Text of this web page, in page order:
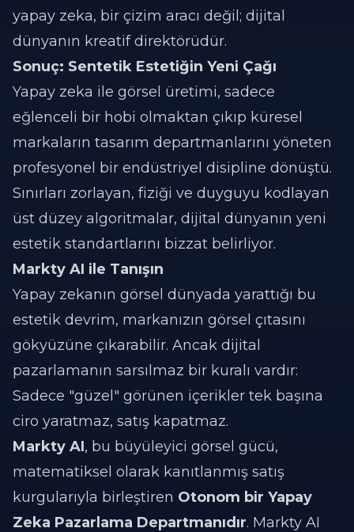
yapay zeka, bir çizim aracı değil; dijital
dünyanın kreatif direktörüdür.
Sonuç: Sentetik Estetiğin Yeni Çağı
Yapay zeka ile görsel üretimi, sadece
eğlenceli bir hobi olmaktan çıkıp küresel
markaların tasarım departmanlarını yöneten
profesyonel bir endüstriyel disipline dönüştü.
Sınırları zorlayan, fiziği ve duyguyu kodlayan
üst düzey algoritmalar, dijital dünyanın yeni
estetik standartlarını bizzat belirliyor.
Markty AI ile Tanışın
Yapay zekanın görsel dünyada yarattığı bu
estetik devrim, markanızın görsel çıtasını
gökyüzüne çıkarabilir. Ancak dijital
pazarlamanın sarsılmaz bir kuralı vardır:
Sadece "güzel" görünen içerikler tek başına
ciro yaratmaz, satış kapatmaz.
Markty AI, bu büyüleyici görsel gücü,
matematiksel olarak kanıtlanmış satış
kurgularıyla birleştiren Otonom bir Yapay
Zeka Pazarlama Departmanıdır. Markty AI